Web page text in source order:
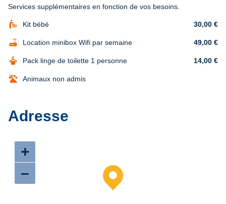
Services supplémentaires en fonction de vos besoins.
baby_changing_station Kit bébé 30,00 €
router Location minibox Wifi par semaine 49,00 €
dry_cleaning Pack linge de toilette 1 personne 14,00 €
Animaux non admis
Adresse
+
–